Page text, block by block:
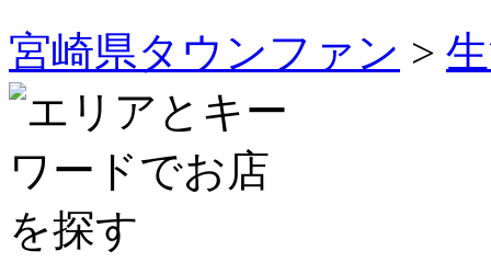
宮崎県タウンファン >